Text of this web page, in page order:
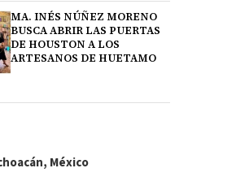
MA. INÉS NÚÑEZ MORENO
BUSCA ABRIR LAS PUERTAS
DE HOUSTON A LOS
ARTESANOS DE HUETAMO
México